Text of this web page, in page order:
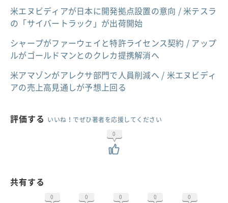
米エヌビディアが日本に開発拠点設置の意向 / 米テスラ
の「サイバートラック」が出荷開始
シャープがファーウェイと特許ライセンス契約 / アップ
ルがゴールドマンとのクレカ提携解消へ
米アマゾンがアレクサ部門で人員削減へ / 米エヌビディ
アの売上高見通しが予想上回る
評価する いいね！でぜひ著者を応援してください
0
共有する
0 0 0 0 0